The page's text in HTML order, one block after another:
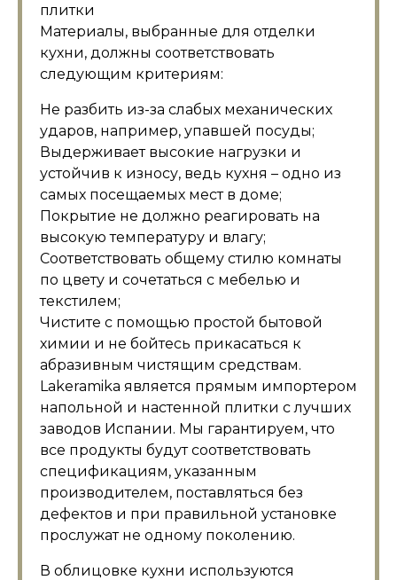
плитки
Материалы, выбранные для отделки
кухни, должны соответствовать
следующим критериям:
Не разбить из-за слабых механических
ударов, например, упавшей посуды;
Выдерживает высокие нагрузки и
устойчив к износу, ведь кухня – одно из
самых посещаемых мест в доме;
Покрытие не должно реагировать на
высокую температуру и влагу;
Соответствовать общему стилю комнаты
по цвету и сочетаться с мебелью и
текстилем;
Чистите с помощью простой бытовой
химии и не бойтесь прикасаться к
абразивным чистящим средствам.
Lakeramika является прямым импортером
напольной и настенной плитки с лучших
заводов Испании. Мы гарантируем, что
все продукты будут соответствовать
спецификациям, указанным
производителем, поставляться без
дефектов и при правильной установке
прослужат не одному поколению.
В облицовке кухни используются